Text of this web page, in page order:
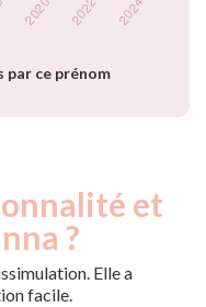
par ce prénom
et
?
Elle a
facile.